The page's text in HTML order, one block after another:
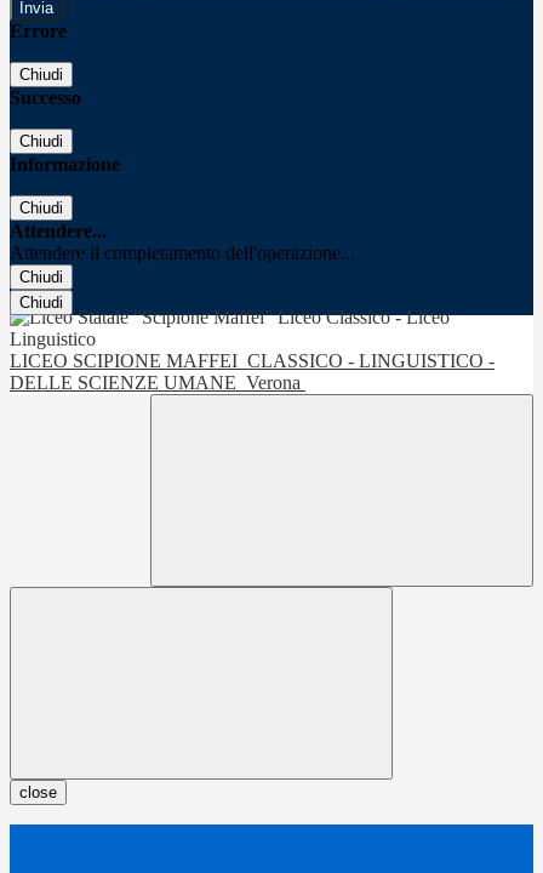
Errore
Chiudi
Successo
Chiudi
Informazione
Chiudi
Attendere...
Attendere il completamento dell'operazione...
Chiudi
Chiudi
LICEO SCIPIONE MAFFEI CLASSICO - LINGUISTICO -
DELLE SCIENZE UMANE Verona
close